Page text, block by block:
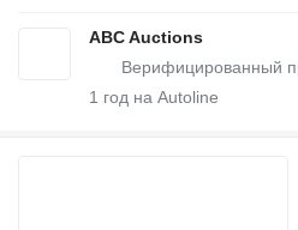
ABC Auctions
1 год на Autoline